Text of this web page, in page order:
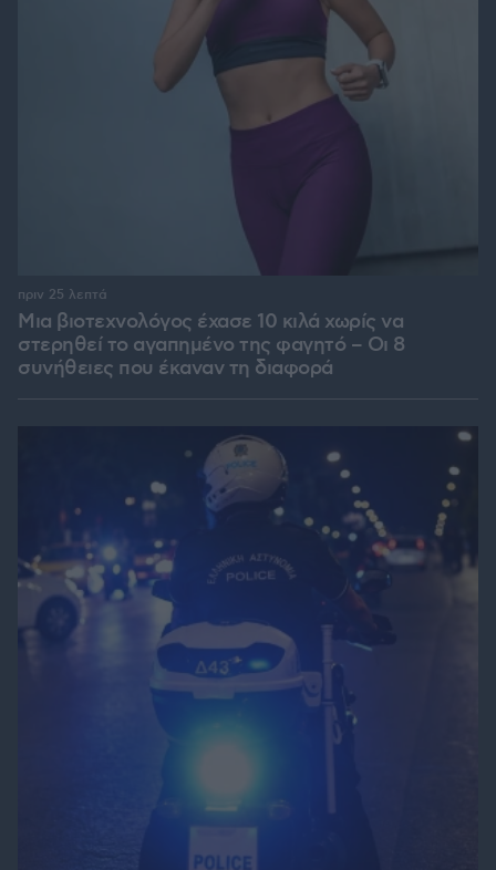
Μια βιοτεχνολόγος έχασε 10 κιλά χωρίς να
στερηθεί το αγαπημένο της φαγητό – Οι 8
συνήθειες που έκαναν τη διαφορά
πριν 25 λεπτά